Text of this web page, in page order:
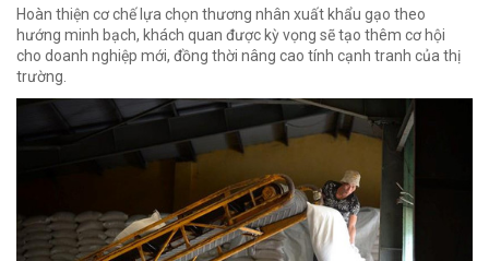
Hoàn thiện cơ chế lựa chọn thương nhân xuất khẩu gạo theo
hướng minh bạch, khách quan được kỳ vọng sẽ tạo thêm cơ hội
cho doanh nghiệp mới, đồng thời nâng cao tính cạnh tranh của thị
trường.